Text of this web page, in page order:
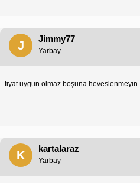
J
Jimmy77
Yarbay
fiyat uygun olmaz boşuna heveslenmeyin.
K
kartalaraz
Yarbay